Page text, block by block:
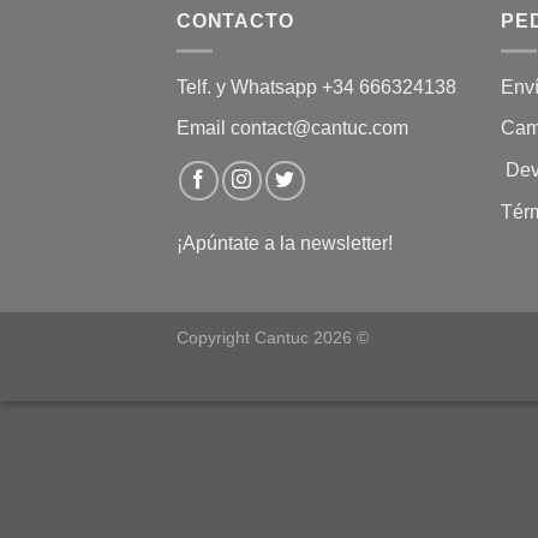
CONTACTO
Telf. y Whatsapp +34 666324138
Email contact@cantuc.com
¡Apúntate a la newsletter!
Copyright Cantuc 2026 ©